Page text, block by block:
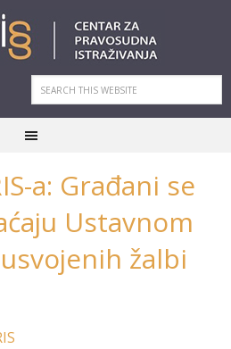
a: Građani se
Ustavnom
žalbi